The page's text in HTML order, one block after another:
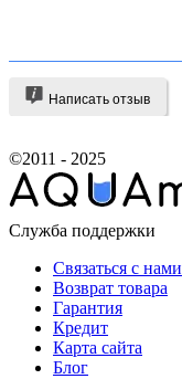
Написать отзыв
©2011 - 2025
Служба поддержки
Связаться с нами
Возврат товара
Гарантия
Кредит
Карта сайта
Блог